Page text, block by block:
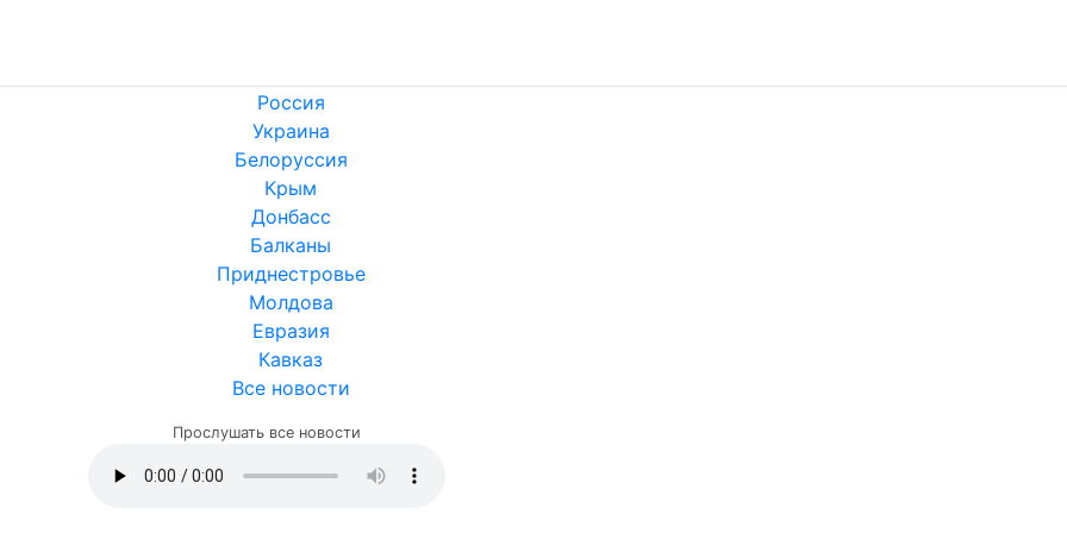
Россия
Украина
Белоруссия
Крым
Донбасс
Балканы
Приднестровье
Молдова
Евразия
Кавказ
Все новости
Прослушать все новости